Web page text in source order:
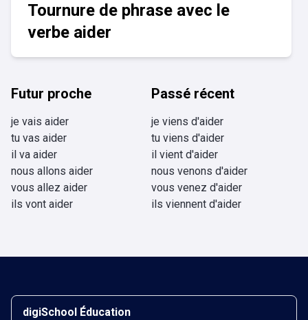
Tournure de phrase avec le
verbe aider
Futur proche
je vais aider
tu vas aider
il va aider
nous allons aider
vous allez aider
ils vont aider
Passé récent
je viens d'aider
tu viens d'aider
il vient d'aider
nous venons d'aider
vous venez d'aider
ils viennent d'aider
digiSchool Éducation